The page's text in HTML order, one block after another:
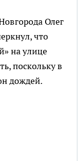
Олег
что
на улице
поскольку в
дождей.